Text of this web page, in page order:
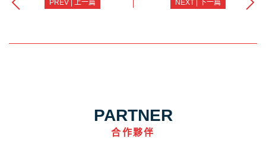
PREV | 上一篇 NEXT | 下一篇
PARTNER
合作夥伴